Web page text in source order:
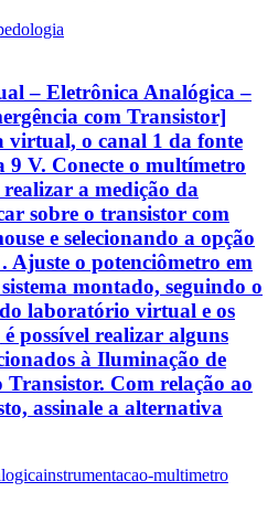
– Eletrônica Analógica –
com Transistor]
virtual, o canal 1 da fonte
9 V. Conecte o multímetro
a medição da
sobre o transistor com
e selecionando a opção
o potenciômetro em
montado, seguindo o
laboratório virtual e os
possível realizar alguns
à Iluminação de
Transistor. Com relação ao
assinale a alternativa
instrumentacao-multimetro